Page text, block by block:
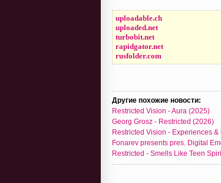
uploadable.ch
uploaded.net
turbobit.net
rapidgator.net
rusfolder.com
Другие похожие новости:
Restricted Vision - Aura (2025)
Georg Grosz - Restricted (2026)
Restricted Vision - Experiences
Fonarev presents pres. Digital
Restricted - Smells Like Teen